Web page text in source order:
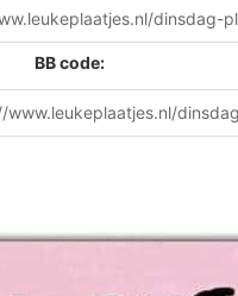
BB code: